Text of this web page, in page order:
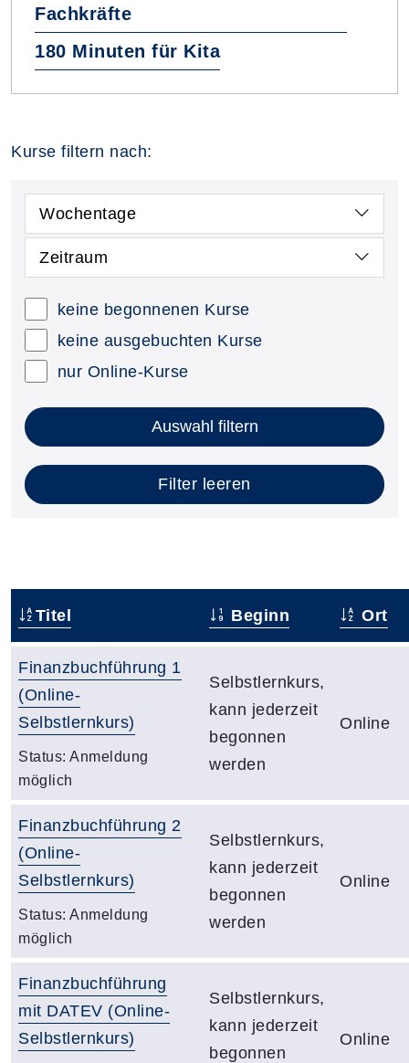
Fachkräfte
180 Minuten für Kita
Kurse filtern nach:
Wochentage
Zeitraum
keine begonnenen Kurse
keine ausgebuchten Kurse
nur Online-Kurse
Auswahl filtern
Filter leeren
Titel Beginn Ort
Finanzbuchführung 1
(Online-
Selbstlernkurs)
Status: Anmeldung
möglich
Selbstlernkurs,
kann jederzeit
begonnen
werden
Online
Finanzbuchführung 2
(Online-
Selbstlernkurs)
Status: Anmeldung
möglich
Selbstlernkurs,
kann jederzeit
begonnen
werden
Online
Finanzbuchführung
mit DATEV (Online-
Selbstlernkurs)
Selbstlernkurs,
kann jederzeit
begonnen
Online